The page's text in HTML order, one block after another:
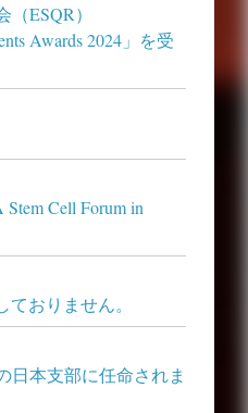
ESQR）
Awards 2024」を受
Cell Forum in
おりません。
日本支部に任命されま